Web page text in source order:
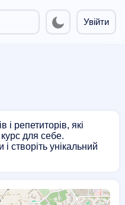
Увійти
репетиторів, які
для себе.
створіть унікальний